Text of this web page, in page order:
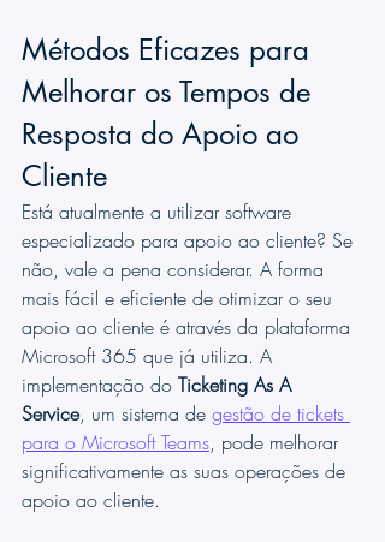
Métodos Eficazes para
Melhorar os Tempos de
Resposta do Apoio ao
Cliente
Está atualmente a utilizar software
especializado para apoio ao cliente? Se
não, vale a pena considerar. A forma
mais fácil e eficiente de otimizar o seu
apoio ao cliente é através da plataforma
Microsoft 365 que já utiliza. A
implementação do Ticketing As A
Service, um sistema de gestão de tickets
para o Microsoft Teams, pode melhorar
significativamente as suas operações de
apoio ao cliente.